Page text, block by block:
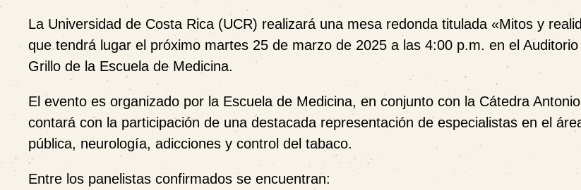
La Universidad de Costa Rica (UCR) realizará una mesa redonda titulada «Mitos y
que tendrá lugar el próximo martes 25 de marzo de 2025 a las 4:00 p.m. en el
Grillo de la Escuela de Medicina.
El evento es organizado por la Escuela de Medicina, en conjunto con la Cátedra
contará con la participación de una destacada representación de especialistas en el
pública, neurología, adicciones y control del tabaco.
Entre los panelistas confirmados se encuentran: